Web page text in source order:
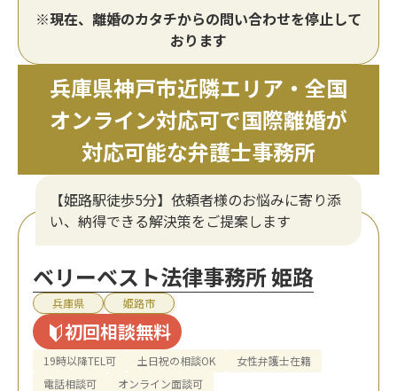
※現在、離婚のカタチからの問い合わせを停止して
おります
兵庫県神戸市近隣エリア・全国
オンライン対応可で国際離婚が
対応可能な弁護士事務所
【姫路駅徒歩5分】依頼者様のお悩みに寄り添
い、納得できる解決策をご提案します
ベリーベスト法律事務所 姫路
兵庫県 姫路市
初回相談無料
19時以降TEL可 土日祝の相談OK
女性弁護士在籍
電話相談可
オンライン面談可